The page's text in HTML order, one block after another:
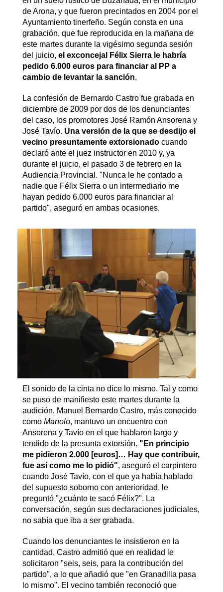
de Arona, y que fueron precintados en 2004 por el
Ayuntamiento tinerfeño. Según consta en una
grabación, que fue reproducida en la mañana de
este martes durante la vigésimo segunda sesión
del juicio, el exconcejal Félix Sierra le habría
pedido 6.000 euros para financiar al PP a
cambio de levantar la sanción.
La confesión de Bernardo Castro fue grabada en
diciembre de 2009 por dos de los denunciantes
del caso, los promotores José Ramón Ansorena y
José Tavío. Una versión de la que se desdijo el
vecino presuntamente extorsionadocuando
declaró ante el juez instructor en 2010 y, ya
durante el juicio, el pasado 3 de febrero en la
Audiencia Provincial. "Nunca le he contado a
nadie que Félix Sierra o un intermediario me
hayan pedido 6.000 euros para financiar al
partido", aseguró en ambas ocasiones.
El sonido de la cinta no dice lo mismo. Tal y como
se puso de manifiesto este martes durante la
audición, Manuel Bernardo Castro, más conocido
como Manolo, mantuvo un encuentro con
Ansorena y Tavío en el que hablaron largo y
tendido de la presunta extorsión. "En principio
me pidieron 2.000 [euros]… Hay que contribuir,
fue así como me lo pidió", aseguró el carpintero
cuando José Tavío, con el que ya había hablado
del supuesto soborno con anterioridad, le
preguntó "¿cuánto te sacó Félix?". La
conversación, según sus declaraciones judiciales,
no sabía que iba a ser grabada.
Cuando los denunciantes le insistieron en la
cantidad, Castro admitió que en realidad le
solicitaron "seis, seis, para la contribución del
partido", a lo que añadió que "en Granadilla pasa
lo mismo". El vecino también reconoció que